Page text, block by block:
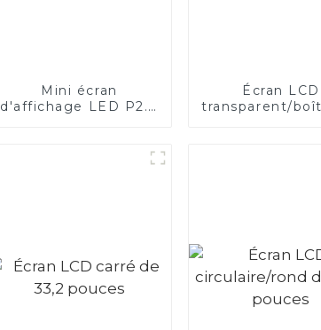
Mini écran
d'affichage LED P2.0
Écran LCD
transparent/